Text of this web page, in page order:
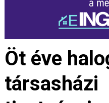
Öt éve
társasházi